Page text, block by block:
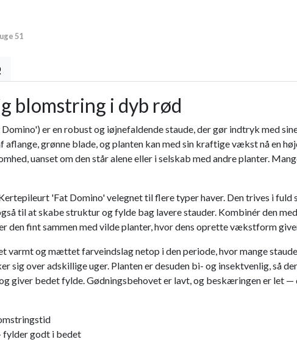
51
blomstring i dyb rød
er en robust og iøjnefaldende staude, der gør indtryk med
grønne blade, og planten kan med sin kraftige vækst nå en
uanset om den står alene eller i selskab med andre planter.
'Fat Domino' velegnet til flere typer haver. Den trives i fuld
til at skabe struktur og fylde bag lavere stauder. Kombinér den
den fint sammen med vilde planter, hvor dens oprette vækstform
varmt og mættet farveindslag netop i den periode, hvor mange
over adskillige uger. Planten er desuden bi- og insektvenlig, så
bedet fylde. Gødningsbehovet er lavt, og beskæringen er let
godt i bedet